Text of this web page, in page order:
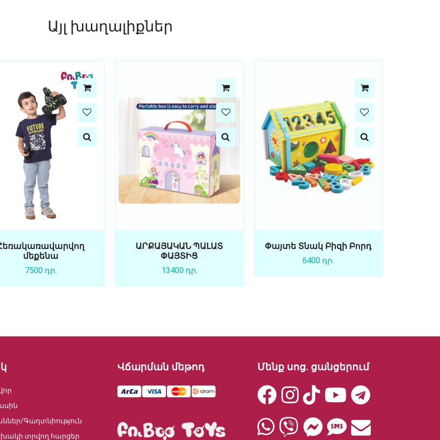
Այլ խաղալիքներ
մեքենա
7500 դր.
ԱՐՔԱՅԱԿԱՆ ՊԱԼԱՏ
ՓԱՅՏԻՑ
13400 դր.
Փայտե Տնակ Բիզի Բորդ
6400 դր.
Գաղտնիություն
տրվող հարցեր
Վճարման մեթոդ Մենք սոց. ցանցերում